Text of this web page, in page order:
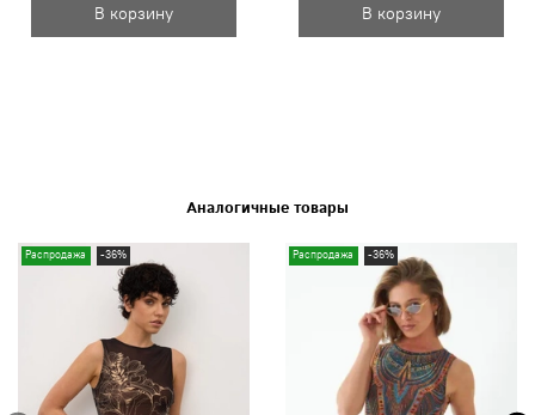
В корзину
В корзину
Аналогичные товары
Распродажа -36% Распродажа -36%